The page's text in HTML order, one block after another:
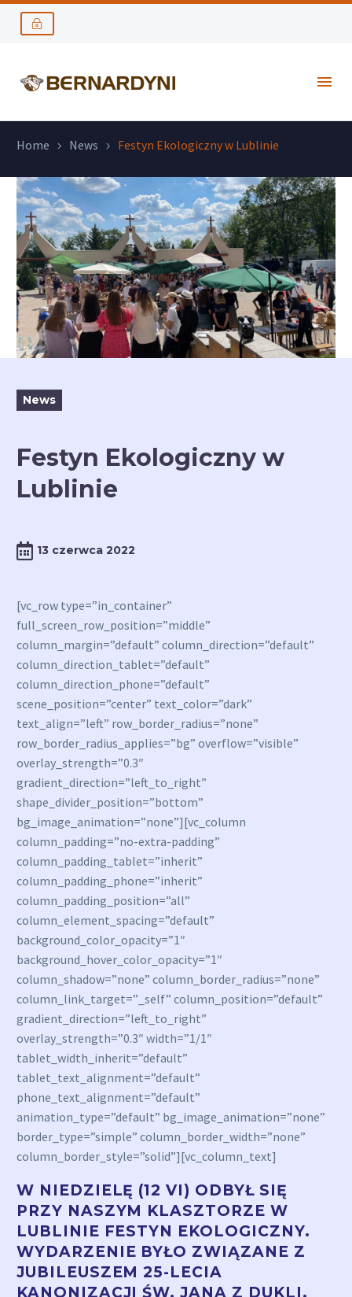
Home News Festyn Ekologiczny w Lublinie
News
Festyn Ekologiczny w
Lublinie
13 czerwca 2022
[vc_row type=”in_container”
full_screen_row_position=”middle”
column_margin=”default” column_direction=”default”
column_direction_tablet=”default”
column_direction_phone=”default”
scene_position=”center” text_color=”dark”
text_align=”left” row_border_radius=”none”
row_border_radius_applies=”bg” overflow=”visible”
overlay_strength=”0.3″
gradient_direction=”left_to_right”
shape_divider_position=”bottom”
bg_image_animation=”none”][vc_column
column_padding=”no-extra-padding”
column_padding_tablet=”inherit”
column_padding_phone=”inherit”
column_padding_position=”all”
column_element_spacing=”default”
background_color_opacity=”1″
background_hover_color_opacity=”1″
column_shadow=”none” column_border_radius=”none”
column_link_target=”_self” column_position=”default”
gradient_direction=”left_to_right”
overlay_strength=”0.3″ width=”1/1″
tablet_width_inherit=”default”
tablet_text_alignment=”default”
phone_text_alignment=”default”
animation_type=”default” bg_image_animation=”none”
border_type=”simple” column_border_width=”none”
column_border_style=”solid”][vc_column_text]
W NIEDZIELĘ (12 VI) ODBYŁ SIĘ
PRZY NASZYM KLASZTORZE W
LUBLINIE FESTYN EKOLOGICZNY.
WYDARZENIE BYŁO ZWIĄZANE Z
JUBILEUSZEM 25-LECIA
KANONIZACJI ŚW. JANA Z DUKLI.